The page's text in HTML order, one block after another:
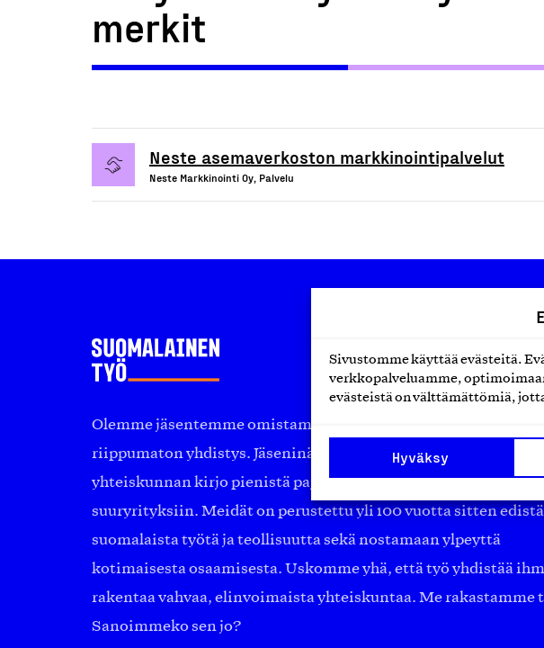
Sivustomme käyttää evästeitä.
verkkopalveluamme,
evästeistä on välttämättömiä,
Hyväksy
merkit
Neste asemaverkoston markkinointipalvelut
Neste Markkinointi Oy, Palvelu
Olemme jäsentemme omistama puolueeton,
riippumaton yhdistys. Jäseninämme on koko suomalaisen
yhteiskunnan kirjo pienistä pajoista ja yhteisöistä
suuryrityksiin. Meidät on perustettu yli 100 vuotta sitten
suomalaista työtä ja teollisuutta sekä nostamaan ylpeyttä
kotimaisesta osaamisesta. Uskomme yhä, että työ yhdistää
rakentaa vahvaa, elinvoimaista yhteiskuntaa. Me rakastamme
Sanoimmeko sen jo?